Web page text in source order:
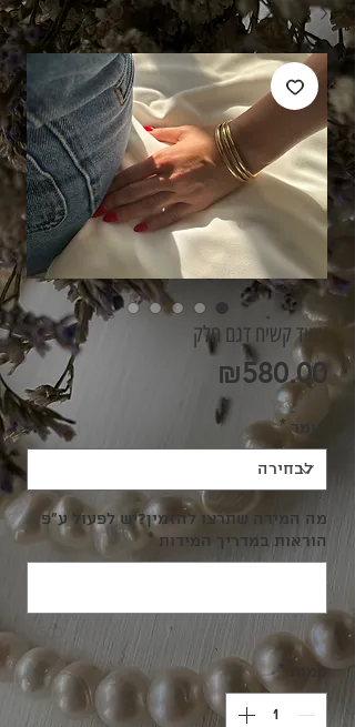
צמיד קשיח דגם חלק
₪580.00מחיר
חומר *
מה המידה שתרצו להזמין?יש לפעול ע"פ
הוראות במדריך המידות *
0/500
כמות
*